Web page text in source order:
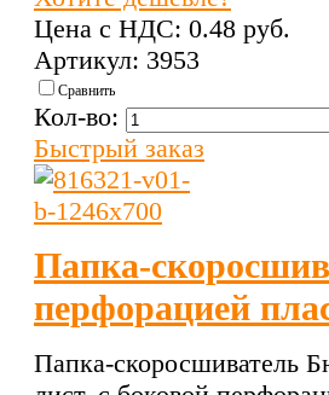
Цена с НДС: 0.48 pуб.
Артикул: 3953
Сравнить
Кол-во:
Быстрый заказ
Папка-
перфорацией
Папка-скоросшиватель